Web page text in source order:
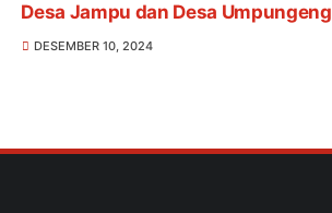
Desa Jampu dan Desa Umpungeng
DESEMBER 10, 2024